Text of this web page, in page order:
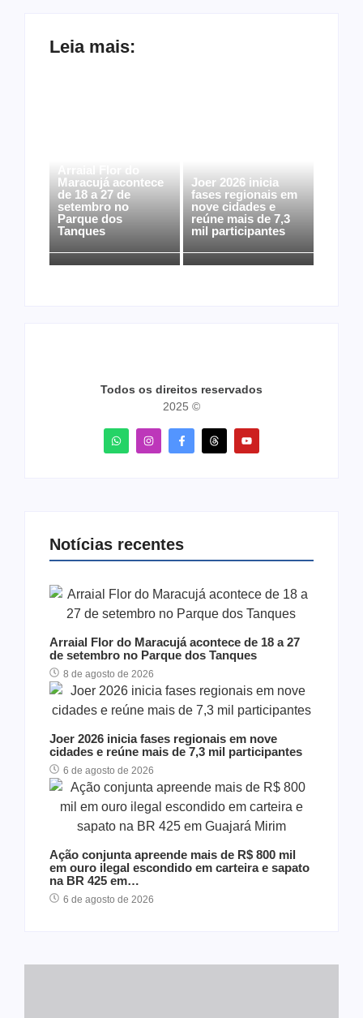
Leia mais:
Maracujá acontece
de 18 a 27 de
setembro no
Parque dos
Tanques
Joer 2026 inicia
fases regionais em
nove cidades e
reúne mais de 7,3
mil participantes
Todos os direitos reservados
2025 ©
Notícias recentes
Arraial Flor do Maracujá acontece de 18 a 27
de setembro no Parque dos Tanques
8 de agosto de 2026
Joer 2026 inicia fases regionais em nove
cidades e reúne mais de 7,3 mil participantes
6 de agosto de 2026
Ação conjunta apreende mais de R$ 800 mil
em ouro ilegal escondido em carteira e sapato
na BR 425 em…
6 de agosto de 2026